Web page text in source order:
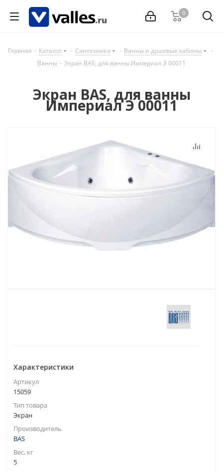
0
Главная - Каталог - Сантехника - Ванны и душевые кабины
-
Ванны - Экран BAS, для ванны Империал Э 00011
Экран BAS, для ванны
Империал Э 00011
Характеристики
Артикул
15059
Тип товара
Экран
Производитель
BAS
Вес, кг
5